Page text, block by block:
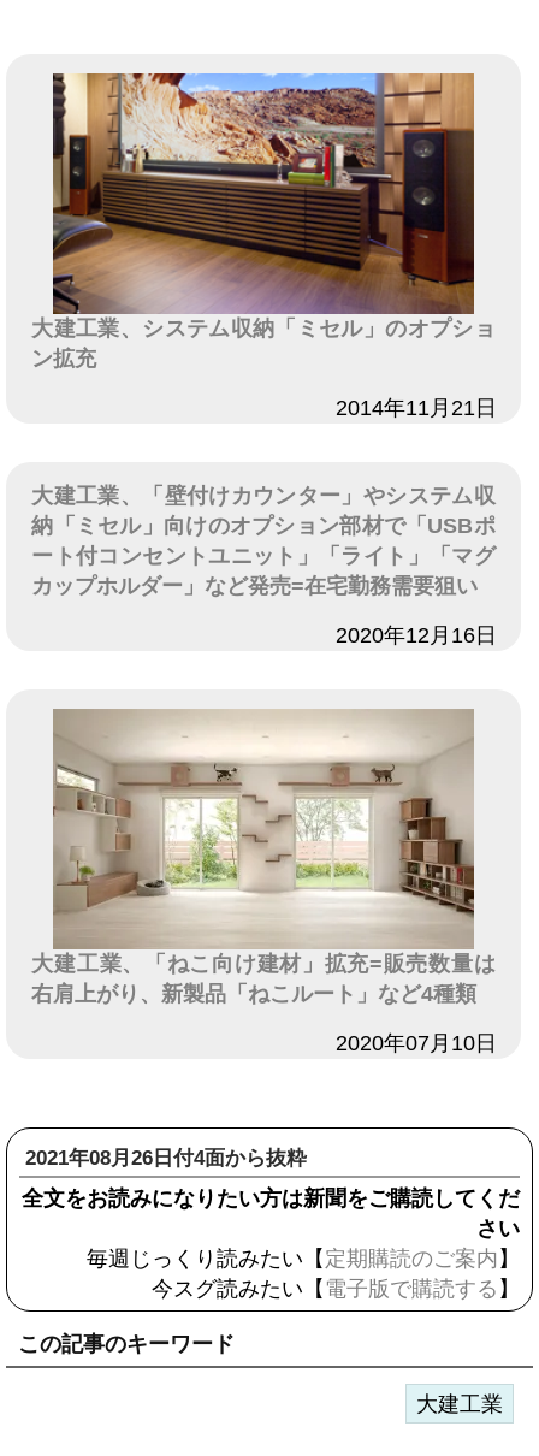
大建工業、システム収納「ミセル」のオプショ
ン拡充
2014年11月21日
大建工業、「壁付けカウンター」やシステム収
納「ミセル」向けのオプション部材で「USBポ
ート付コンセントユニット」「ライト」「マグ
カップホルダー」など発売=在宅勤務需要狙い
2020年12月16日
大建工業、「ねこ向け建材」拡充=販売数量は
右肩上がり、新製品「ねこルート」など4種類
2020年07月10日
2021年08月26日付4面から抜粋
全文をお読みになりたい方は新聞をご購読してくだ
さい
毎週じっくり読みたい【 定期購読のご案内 】
今スグ読みたい【 電子版で購読する 】
この記事のキーワード
大建工業